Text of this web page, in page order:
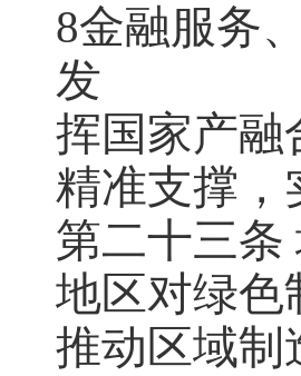
8金融服务
发
挥国家产融
精准支撑，
第二十三条
地区对绿色
推动区域制